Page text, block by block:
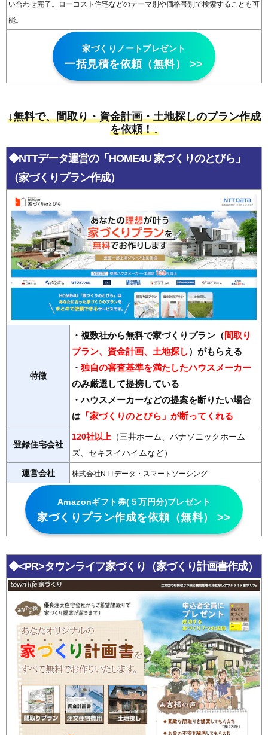
い合わせ完了。ローコスト住宅などのテーマ別や価格帯別で検索することも可
能。
家づくりノートプレゼント
一括見積を依頼（無料） >>
↓無料で、間取り・資金計画・土地探しのプラン作成
を依頼！↓
◆NTTデータ運営の「HOME4U 家づくりのとびら」
（家づくりプラン作成）
特徴
・複数社から無料で家づくりプラン（間取り
プラン、資金計画、土地探し）がもらえる
・ 独自の審査基準を満たしたハウスメーカー
のみ厳選して提携している
・ハウスメーカーなどの提案を断りたい場合
は 「家づくりのとびら」が断ってくれる
登録住宅会社
120社以上 （三井ホーム、パナソニックホーム
ズ、セキスイハイムなど）
運営会社 株式会社NTTデータ・スマートソーシング
Amazonギフト券(５万円分)プレゼント
家づくりプラン作成を依頼（無料） >>
◆<PR>タウンライフ家づくり （家づくり計画書作成）